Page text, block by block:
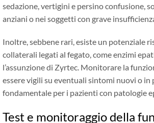
sedazione, vertigini e persino confusione,
anziani o nei soggetti con grave
Inoltre, sebbene rari, esiste un potenziale
collaterali legati al fegato, come enzimi
l’assunzione di Zyrtec. Monitorare la
essere vigili su eventuali sintomi nuovi o in
fondamentale per i pazienti con patologie
Test e monitoraggio della